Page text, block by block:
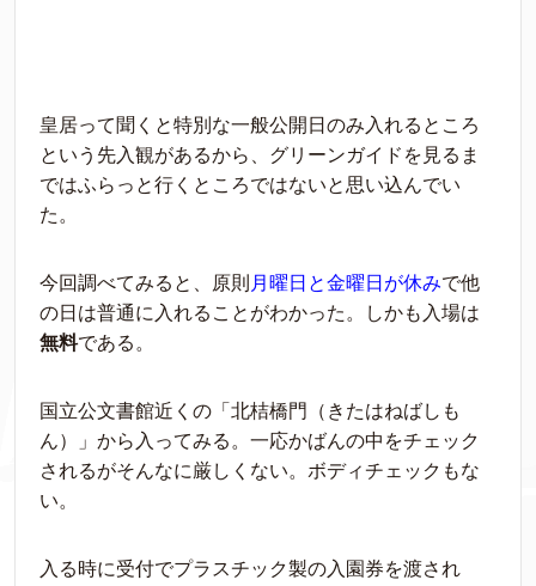
皇居って聞くと特別な一般公開日のみ入れるところ
という先入観があるから、グリーンガイドを見るま
ではふらっと行くところではないと思い込んでい
た。
今回調べてみると、原則 月曜日と金曜日が休みで他
の日は普通に入れることがわかった。しかも入場は
無料である。
国立公文書館近くの「北桔橋門（きたはねばしも
ん）」から入ってみる。一応かばんの中をチェック
されるがそんなに厳しくない。ボディチェックもな
い。
入る時に受付でプラスチック製の入園券を渡され